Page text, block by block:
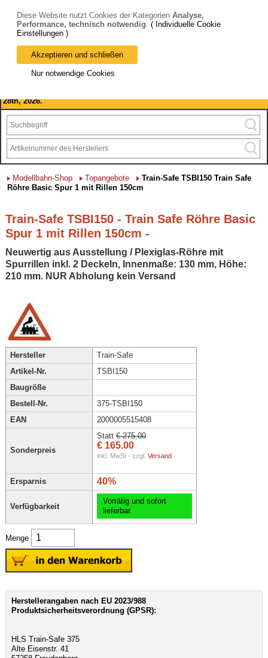
Bitte beachten Sie: wir machen Betriebsferien, vom 03. bis 28.
August 2026 haben wir geschlossen.
28th, 2026.
Modellbahn-Shop Topangebote
Train-Safe TSBI150 Train Safe
Röhre Basic Spur 1 mit Rillen 150cm
Train-Safe TSBI150 - Train Safe Röhre Basic
Spur 1 mit Rillen 150cm -
Neuwertig aus Ausstellung / Plexiglas-Röhre mit
Spurrillen inkl. 2 Deckeln, Innenmaße: 130 mm, Höhe:
210 mm. NUR Abholung kein Versand
Hersteller
Train-Safe
Artikel-Nr.
TSBI150
Baugröße
Bestell-Nr.
375-TSBI150
EAN
2000005515408
Sonderpreis
Statt € 275.00
€ 165.00
inkl. MwSt - zzgl. Versand
Ersparnis 40%
Verfügbarkeit
Vorrätig und sofort
lieferbar.
Menge
Herstellerangaben nach EU 2023/988
Produktsicherheitsverordnung (GPSR):
HLS Train-Safe 375
Alte Eisenstr. 41
Diese Website nutzt Cookies der Kategorien Analyse,
Performance, technisch notwendig. ( Individuelle Cookie
Einstellungen )
Akzeptieren und schließen
Nur notwendige Cookies